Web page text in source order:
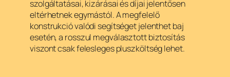
szolgáltatásai, kizárásai és díjai jelentősen
eltérhetnek egymástól. A megfelelő
konstrukció valódi segítséget jelenthet baj
esetén, a rosszul megválasztott biztosítás
viszont csak felesleges pluszköltség lehet.